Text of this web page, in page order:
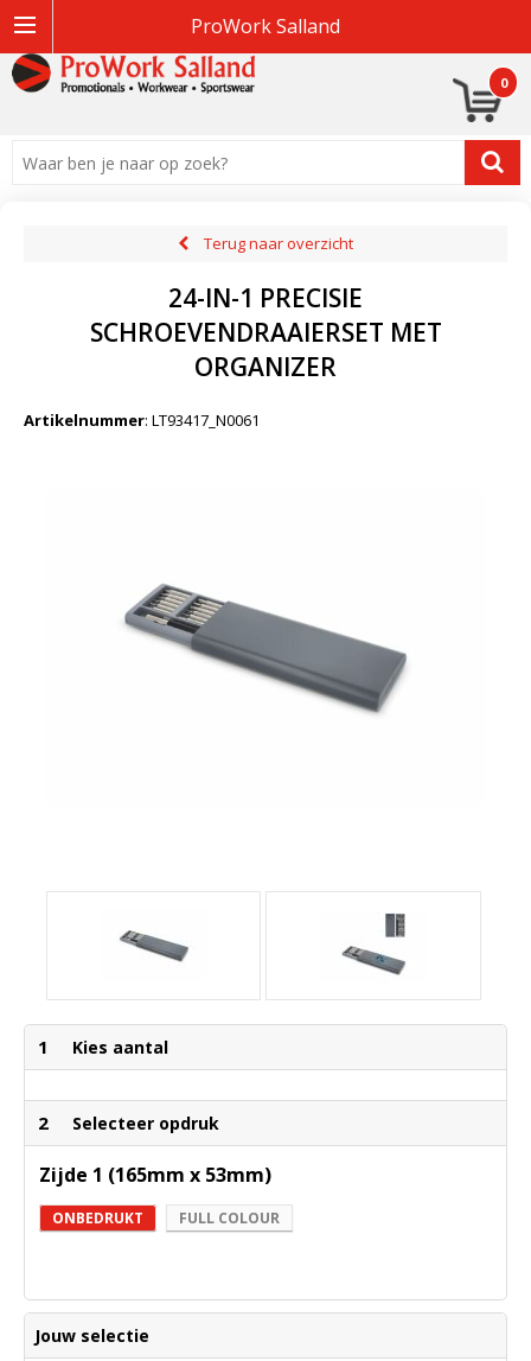
ProWork Salland
0
Terug naar overzicht
24-IN-1 PRECISIE
SCHROEVENDRAAIERSET MET
ORGANIZER
Artikelnummer: LT93417_N0061
1 Kies aantal
2 Selecteer opdruk
Zijde 1 (165mm x 53mm)
ONBEDRUKT FULL COLOUR
Jouw selectie